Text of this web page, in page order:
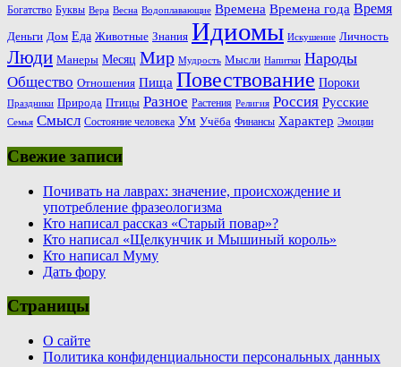
Богатство Буквы Вера Весна Водоплавающие Времена Времена года Время
Деньги Дом Еда Животные Знания Идиомы Искушение Личность
Люди Манеры Месяц Мир Мудрость Мысли Напитки Народы
Общество Отношения Пища Повествование Пороки
Праздники Природа Птицы Разное Растения Религия Россия Русские
Семья Смысл Состояние человека Ум Учёба Финансы Характер Эмоции
Свежие записи
Почивать на лаврах: значение, происхождение и
употребление фразеологизма
Кто написал рассказ «Старый повар»?
Кто написал «Щелкунчик и Мышиный король»
Кто написал Муму
Дать фору
Страницы
О сайте
Политика конфиденциальности персональных данных